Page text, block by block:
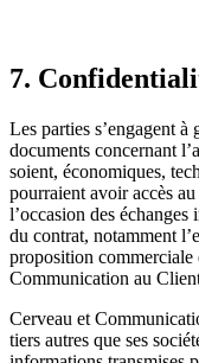
7.
Les parties s’engagent
documents concernant
soient, économiques,
pourraient avoir accès
l’occasion des
du contrat, notamment
proposition commerciale
Communication au
Cerveau et
tiers autres que ses